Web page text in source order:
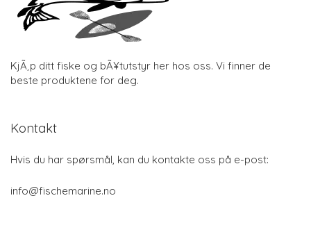
KjÃ¸p ditt fiske og bÃ¥tutstyr her hos oss. Vi finner de
beste produktene for deg.
Kontakt
Hvis du har spørsmål, kan du kontakte oss på e-post:
info@fischemarine.no